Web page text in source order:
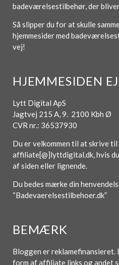
badeværelsestilbehør, der
Så slipper du for at skulle
hjemmesider med
vej!
HJEMMESIDEN
Lytt Digital ApS
Jagtvej 215 A, 9. 2100 Kbh Ø
CVR nr.: 36537930
Du er velkommen til at skrive til
affiliate[@]lyttdigital.dk, hvis
af siden eller lignende.
Du bedes mærke din
“Badevaerelsestilbehoer.dk”
BEMÆRK
Bloggen er reklamefinansieret.
form af affiliate links og andet